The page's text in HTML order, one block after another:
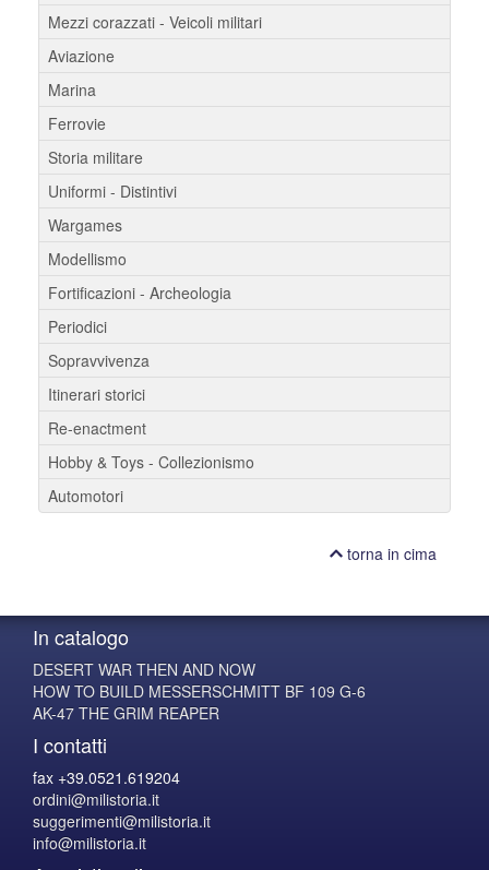
Mezzi corazzati - Veicoli militari
Aviazione
Marina
Ferrovie
Storia militare
Uniformi - Distintivi
Wargames
Modellismo
Fortificazioni - Archeologia
Periodici
Sopravvivenza
Itinerari storici
Re-enactment
Hobby & Toys - Collezionismo
Automotori
torna in cima
In catalogo
DESERT WAR THEN AND NOW
HOW TO BUILD MESSERSCHMITT BF 109 G-6
AK-47 THE GRIM REAPER
I contatti
fax +39.0521.619204
ordini@milistoria.it
suggerimenti@milistoria.it
info@milistoria.it